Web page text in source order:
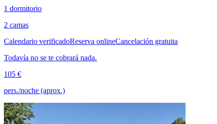
1 dormitorio
2 camas
Calendario verificadoReserva onlineCancelación gratuita
Todavía no se te cobrará nada.
105 €
pers./noche (aprox.)